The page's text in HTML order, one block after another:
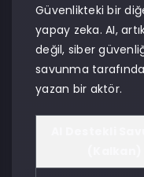
Güvenlikteki bir
yapay zeka. AI,
değil, siber
savunma
yazan bir aktör.